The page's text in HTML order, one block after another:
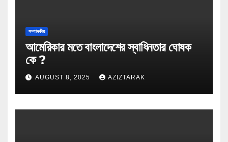
সম্পাদকীয়
আমেরিকার মতে বাংলাদেশের স্বাধিনতার ঘোষক
কে ?
AUGUST 8, 2025 AZIZTARAK